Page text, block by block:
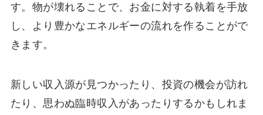
す。物が壊れることで、お金に対する執着を手放
し、より豊かなエネルギーの流れを作ることがで
きます。
新しい収入源が見つかったり、投資の機会が訪れ
たり、思わぬ臨時収入があったりするかもしれま